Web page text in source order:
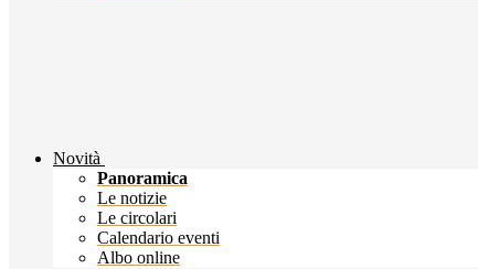
Novità
Panoramica
Le notizie
Le circolari
Calendario eventi
Albo online